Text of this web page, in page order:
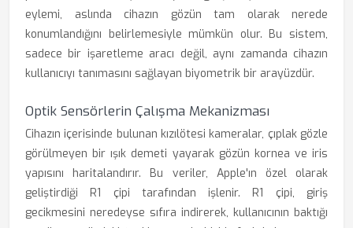
eylemi, aslında cihazın gözün tam olarak nerede
konumlandığını belirlemesiyle mümkün olur. Bu sistem,
sadece bir işaretleme aracı değil, aynı zamanda cihazın
kullanıcıyı tanımasını sağlayan biyometrik bir arayüzdür.
Optik Sensörlerin Çalışma Mekanizması
Cihazın içerisinde bulunan kızılötesi kameralar, çıplak gözle
görülmeyen bir ışık demeti yayarak gözün kornea ve iris
yapısını haritalandırır. Bu veriler, Apple'ın özel olarak
geliştirdiği R1 çipi tarafından işlenir. R1 çipi, giriş
gecikmesini neredeyse sıfıra indirerek, kullanıcının baktığı